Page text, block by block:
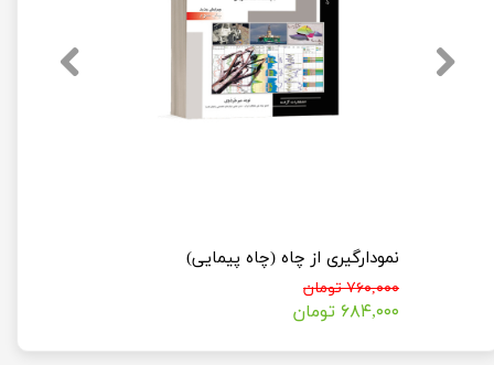
نمودارگیری از چاه (چاه پیمایی)
۷۶۰,۰۰۰ تومان
۶۸۴,۰۰۰ تومان